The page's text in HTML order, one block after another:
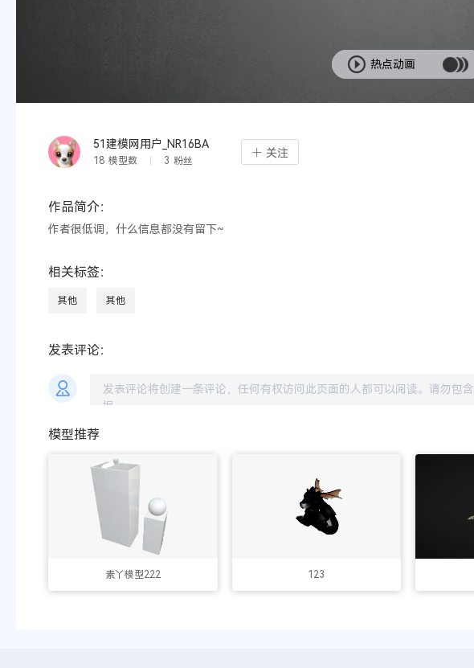
热点动画
51建模网用户_NR16BA
18 模型数 3 粉丝
关注
作品简介：
作者很低调，什么信息都没有留下~
相关标签：
其他 其他
发表评论：
模型推荐
素丫模型222 123